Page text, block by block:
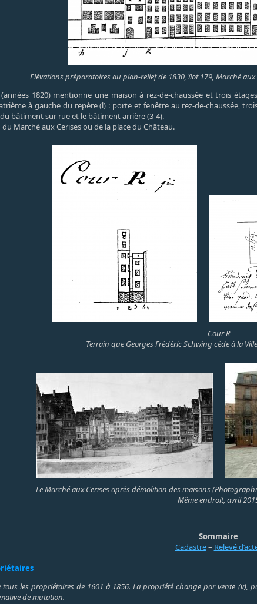
Elévations préparatoires au plan-relief de 1830, îlot 179, Marché
(années 1820) mentionne une maison à rez-de-chaussée et trois
à gauche du repère (l) : porte et fenêtre au rez-de-chaussée,
du bâtiment sur rue et le bâtiment arrière (3-4).
Marché aux Cerises ou de la place du Château.
Cour R
Terrain que Georges Frédéric Schwing cède à la
Le Marché aux Cerises après démolition des maisons
Même endroit, avril
Sommaire
Cadastre– Relevé
tous les propriétaires de 1601 à 1856. La propriété change par vente (v),
de mutation.